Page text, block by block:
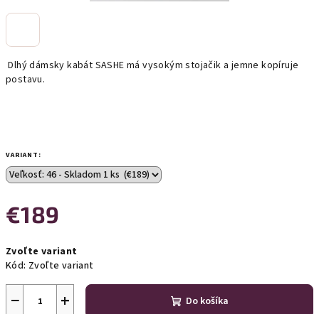
Dlhý dámsky kabát SASHE má vysokým stojačik a jemne kopíruje
postavu.
VARIANT:
€189
cena:
Zvoľte variant
Kód: Zvoľte variant
+
− Do košíka